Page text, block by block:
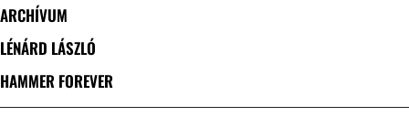
ARCHÍVUM
LÉNÁRD LÁSZLÓ
HAMMER FOREVER